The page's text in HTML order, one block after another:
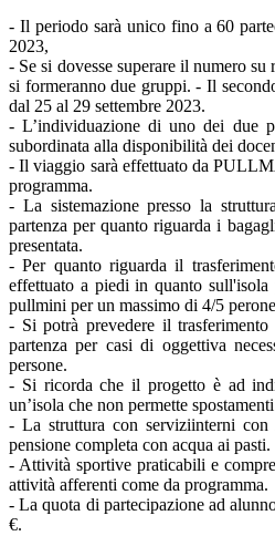
- Il periodo sarà unico fino a 60
2023,
- Se si dovesse superare il numero
si formeranno due gruppi. - Il
dal 25 al 29 settembre 2023.
- L’individuazione di uno dei due
subordinata alla disponibilità dei
- Il viaggio sarà effettuato da
programma.
- La sistemazione presso la
partenza per quanto riguarda i
presentata.
- Per quanto riguarda il
effettuato a piedi in quanto
pullmini per un massimo di 4/5
- Si potrà prevedere il
partenza per casi di oggettiva
persone.
- Si ricorda che il progetto è ad
un’isola che non permette
- La struttura con serviziinterni con
pensione completa con acqua ai pasti.
- Attività sportive praticabili e
attività afferenti come da programma.
- La quota di partecipazione ad
€.